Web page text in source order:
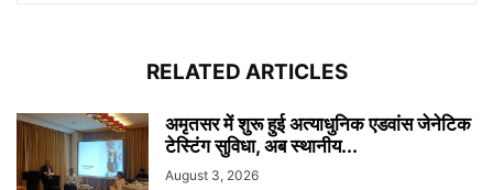
RELATED ARTICLES
अमृतसर में शुरू हुई अत्याधुनिक एडवांस जेनेटिक
टेस्टिंग सुविधा, अब स्थानीय...
August 3, 2026